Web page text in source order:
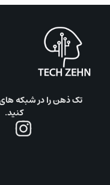
تک ذهن را در شبکه
کنید.